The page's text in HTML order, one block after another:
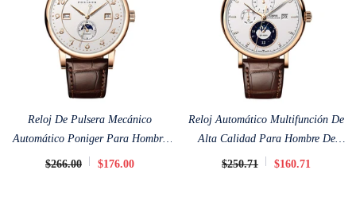
Reloj De Pulsera Mecánico
Automático Poniger Para Hombre
De 41,5 Mm
$266.00 $176.00
Reloj Automático Multifunción De
Alta Calidad Para Hombre De
Lobinni De 41 Mm
$250.71 $160.71